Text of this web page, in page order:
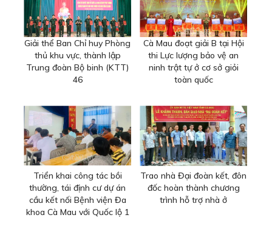
Giải thể Ban Chỉ huy Phòng
thủ khu vực, thành lập
Trung đoàn Bộ binh (KTT)
46
Cà Mau đoạt giải B tại Hội
thi Lực lượng bảo vệ an
ninh trật tự ở cơ sở giỏi
toàn quốc
Triển khai công tác bồi
thường, tái định cư dự án
cầu kết nối Bệnh viện Đa
khoa Cà Mau với Quốc lộ 1
Trao nhà Đại đoàn kết, đôn
đốc hoàn thành chương
trình hỗ trợ nhà ở